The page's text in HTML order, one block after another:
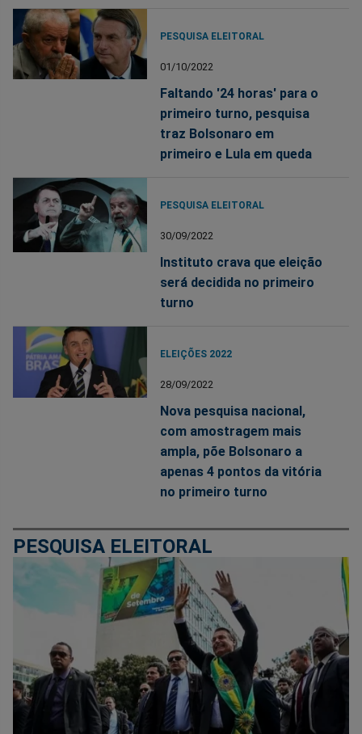
PESQUISA ELEITORAL
01/10/2022
Faltando '24 horas' para o
primeiro turno, pesquisa
traz Bolsonaro em
primeiro e Lula em queda
PESQUISA ELEITORAL
30/09/2022
Instituto crava que eleição
será decidida no primeiro
turno
ELEIÇÕES 2022
28/09/2022
Nova pesquisa nacional,
com amostragem mais
ampla, põe Bolsonaro a
apenas 4 pontos da vitória
no primeiro turno
PESQUISA ELEITORAL